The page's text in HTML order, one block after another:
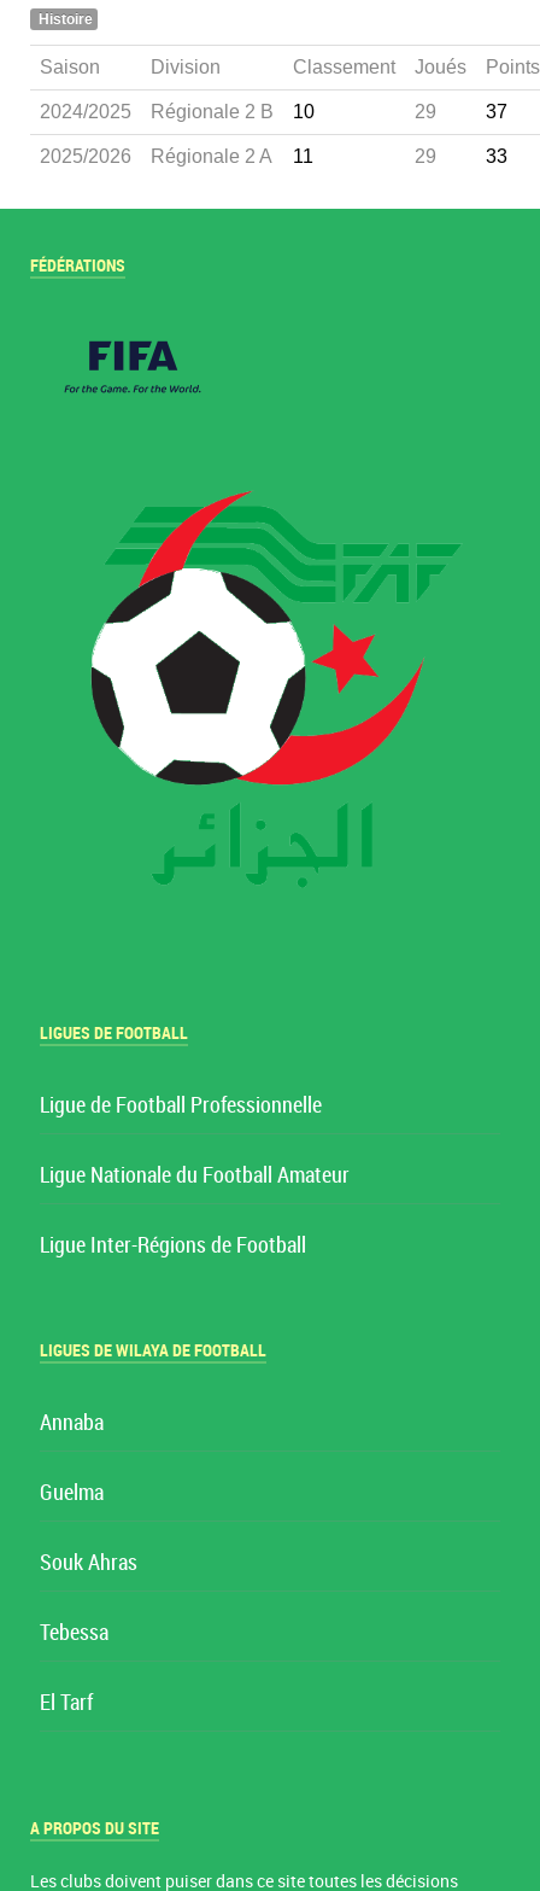
Histoire
Saison Division Classement Joués Points
2024/2025 Régionale 2 B 10 29 37
2025/2026 Régionale 2 A 11 29 33
FÉDÉRATIONS
LIGUES DE FOOTBALL
Ligue de Football Professionnelle
Ligue Nationale du Football Amateur
Ligue Inter-Régions de Football
LIGUES DE WILAYA DE FOOTBALL
Annaba
Guelma
Souk Ahras
Tebessa
El Tarf
A PROPOS DU SITE
Les clubs doivent puiser dans ce site toutes les décisions